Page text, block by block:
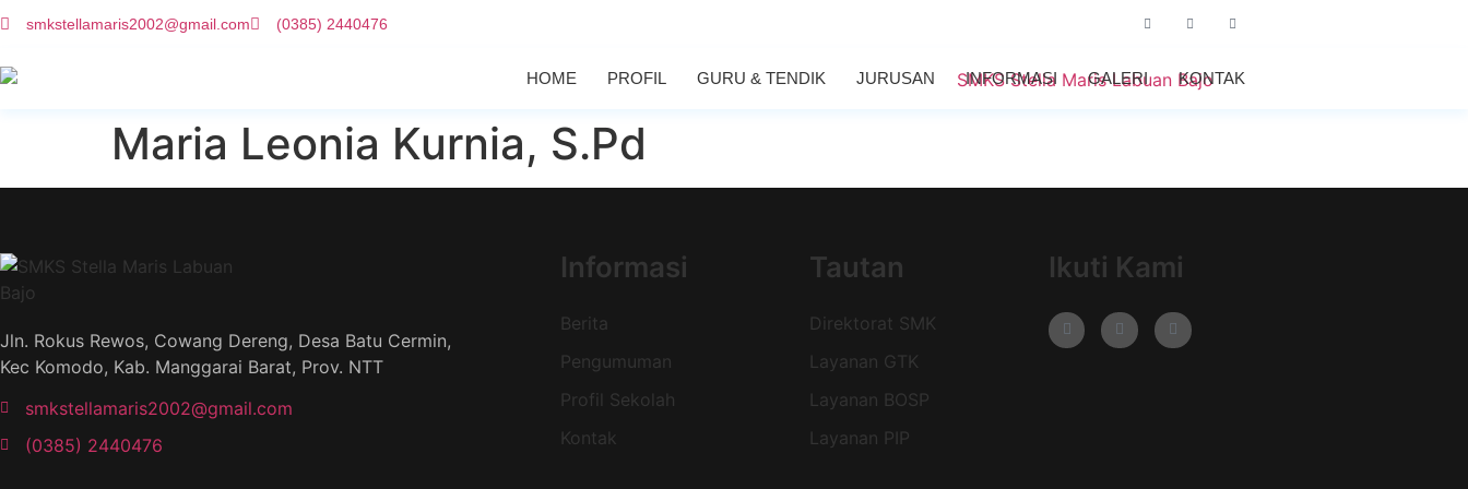
smkstellamaris2002@gmail.com (0385) 2440476
HOME PROFIL GURU & TENDIK JURUSAN INFORMASI GALERI KONTAK
Maria Leonia Kurnia, S.Pd
Jln. Rokus Rewos, Cowang Dereng, Desa Batu Cermin,
Kec Komodo, Kab. Manggarai Barat, Prov. NTT
smkstellamaris2002@gmail.com
(0385) 2440476
Informasi
Berita
Pengumuman
Profil Sekolah
Kontak
Tautan
Direktorat SMK
Layanan GTK
Layanan BOSP
Layanan PIP
Ikuti Kami